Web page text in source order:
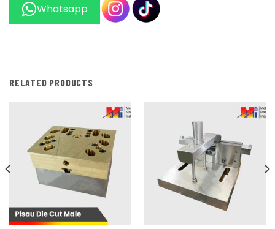
Whatsapp
RELATED PRODUCTS